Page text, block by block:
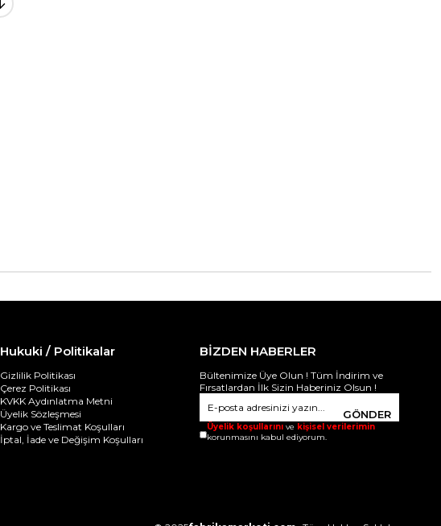
Hukuki / Politikalar
Gizlilik Politikası
Çerez Politikası
KVKK Aydınlatma Metni
Üyelik Sözleşmesi
Kargo ve Teslimat Koşulları
İptal, İade ve Değişim Koşulları
BİZDEN HABERLER
Bültenimize Üye Olun ! Tüm İndirim ve
Fırsatlardan İlk Sizin Haberiniz Olsun !
GÖNDER
Üyelik koşullarınıve kişisel verilerimin
korunmasını kabul ediyorum.